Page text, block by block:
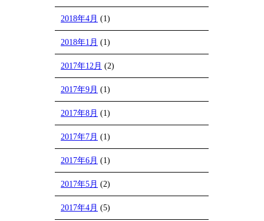
2018年4月 (1)
2018年1月 (1)
2017年12月 (2)
2017年9月 (1)
2017年8月 (1)
2017年7月 (1)
2017年6月 (1)
2017年5月 (2)
2017年4月 (5)